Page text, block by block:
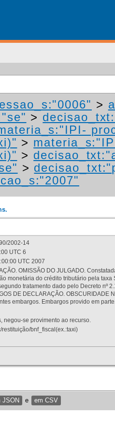
>
>
>
>
>
2002-14
UTC 6
UTC 2007
OMISSÃO DO JULGADO.
monetária do crédito tributário pela
tratamento dado pelo Decreto nº
DE DECLARAÇÃO.
embargos. Embargos provido em
negou-se provimento ao recurso.
restituição/bnf_fiscal(ex.:taxi)
JSON e em CSV